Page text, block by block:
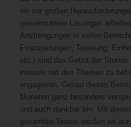
wir vor großen
gemeinsamen Lösungen
Anstrengungen in vielen
Finanzierungen, Teuerung,
etc.) sind das Gebot der
intensiv mit den Themen zu
engagieren. Genau dieses
Monaten ganz besonders
und auch dankbar bin. Mit
gesamten Teams werden wir